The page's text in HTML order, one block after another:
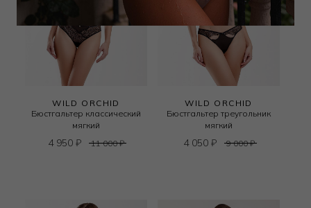
WILD ORCHID
Бюстгальтер классический
мягкий
4 950 ₽ 11 000₽
WILD ORCHID
Бюстгальтер треугольник
мягкий
4 050 ₽ 9 000₽